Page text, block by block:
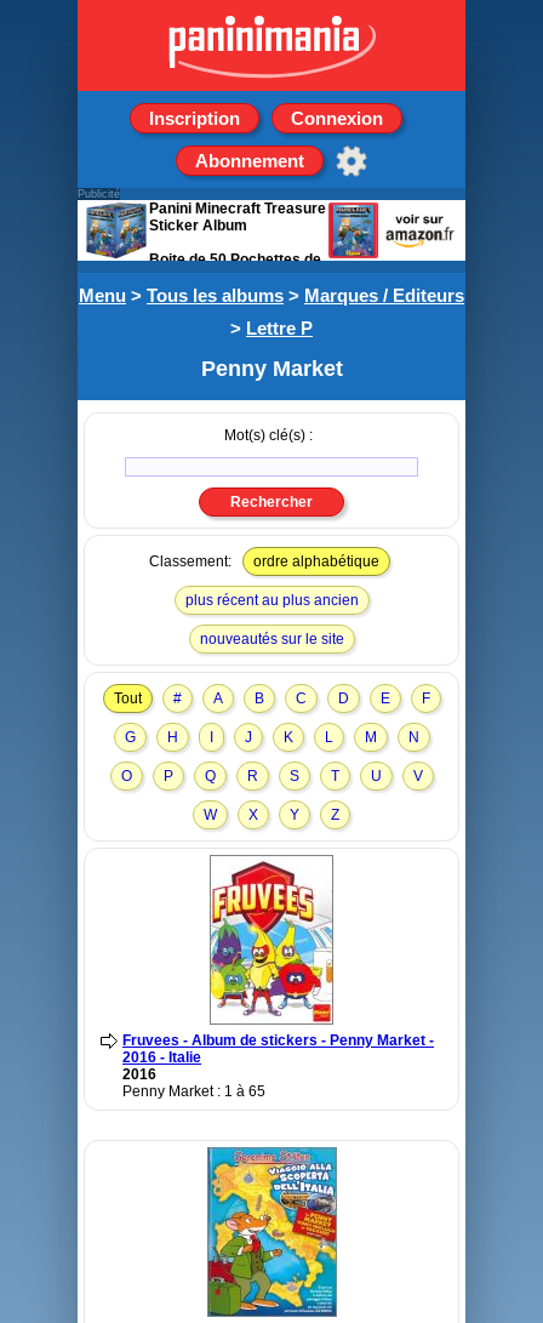
Inscription Connexion
Abonnement
Menu > Tous les albums > Marques / Editeurs
> Lettre P
Penny Market
Mot(s) clé(s) :
Classement: ordre alphabétique
plus récent au plus ancien
nouveautés sur le site
Tout # A B C D E F
G H J K L M N
O P Q R S T U V
W X Y Z
Fruvees - Album de stickers - Penny Market -
2016 - Italie
2016
Penny Market : 1 à 65
Publicité
Panini Minecraft Treasure
Sticker Album
Boite de 50 Pochettes de
5 stickers